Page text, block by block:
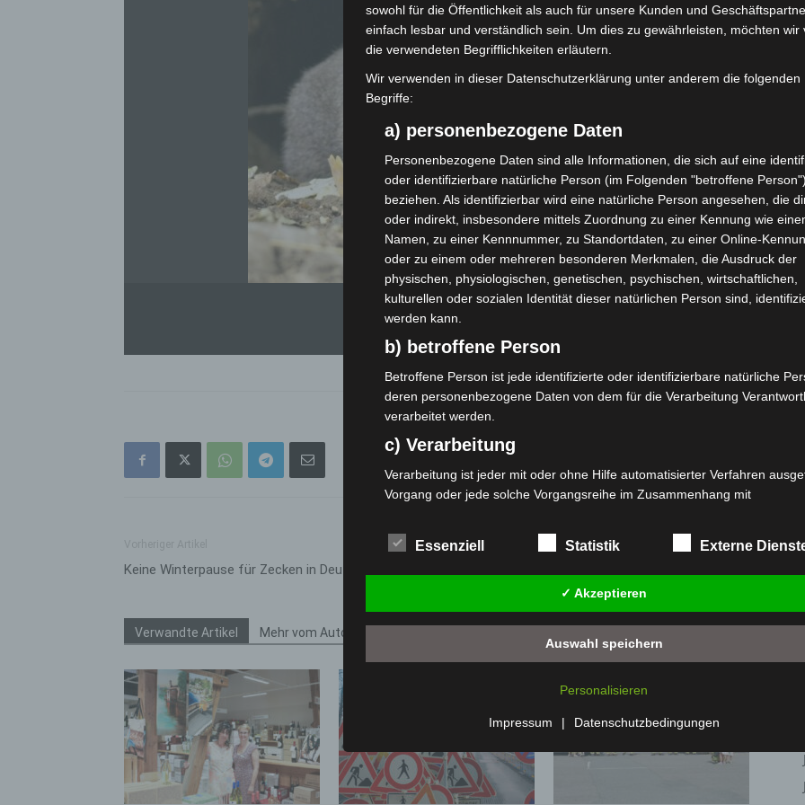
Das Wombat-Jungtier ist männlich. - Foto: I. Treuherz/Erlebnis-Zoo Hannover
Keine Winterpause für Zecken in Deutschland
Nächster Artikel
Verwandte Artikel Mehr vom Autor
sowohl für die Öffentlichkeit als auch für unsere Kunden und
einfach lesbar und verständlich sein. Um dies zu gewährleisten, möchten wir
die verwendeten Begrifflichkeiten erläutern.
Wir verwenden in dieser Datenschutzerklärung unter anderem die folgenden
Begriffe:
a) personenbezogene Daten
Personenbezogene Daten sind alle Informationen, die sich auf eine
oder identifizierbare natürliche Person (im Folgenden "betroffene Person")
beziehen. Als identifizierbar wird eine natürliche Person angesehen, die
oder indirekt, insbesondere mittels Zuordnung zu einer Kennung wie
Namen, zu einer Kennnummer, zu Standortdaten, zu einer Online-
oder zu einem oder mehreren besonderen Merkmalen, die Ausdruck der
physischen, physiologischen, genetischen, psychischen, wirtschaftlichen,
kulturellen oder sozialen Identität dieser natürlichen Person sind,
werden kann.
b) betroffene Person
Betroffene Person ist jede identifizierte oder identifizierbare natürliche
deren personenbezogene Daten von dem für die Verarbeitung
verarbeitet werden.
c) Verarbeitung
Verarbeitung ist jeder mit oder ohne Hilfe automatisierter Verfahren
Vorgang oder jede solche Vorgangsreihe im Zusammenhang mit
das Ordnen, die Speicherung, die Anpassung oder Veränderung, das
das Abfragen, die Verwendung, die Offenlegung durch Übermittlung,
oder eine andere Form der Bereitstellung, den Abgleich oder die
die Einschränkung, das Löschen oder die Vernichtung.
d) Einschränkung der Verarbeitung
Einschränkung der Verarbeitung ist die Markierung gespeicherter
Profiling ist jede Art der automatisierten Verarbeitung personenbezogener
Daten, die darin besteht, dass diese personenbezogenen Daten verwendet
werden, um bestimmte persönliche Aspekte, die sich auf eine natürliche
Essenziell Statistik Externe
✓ Akzeptieren
Auswahl speichern
Personalisieren
Impressum | Datenschutzbedingungen